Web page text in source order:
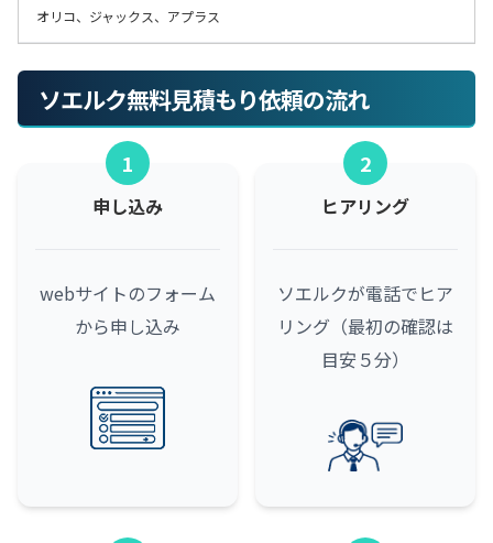
オリコ、ジャックス、アプラス
ソエルク無料見積もり依頼の流れ
1
申し込み
webサイトのフォーム
から申し込み
2
ヒアリング
ソエルクが電話でヒア
リング（最初の確認は
目安５分）